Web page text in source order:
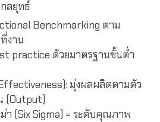
ลยุทธ์
Benchmarking ตาม
งาน
practice ด้วยมาตรฐานขั้นต่ำ
มุ่งผลผลิตตามตัว
(Output)
า (Six Sigma) = ระดับคุณภาพ